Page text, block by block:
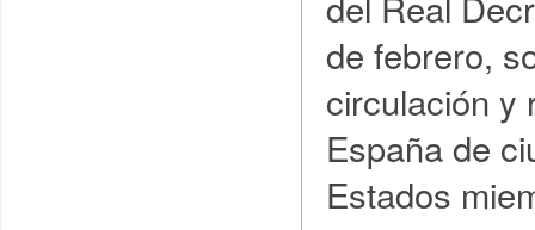
de febrero,
circulación y
España de
Estados